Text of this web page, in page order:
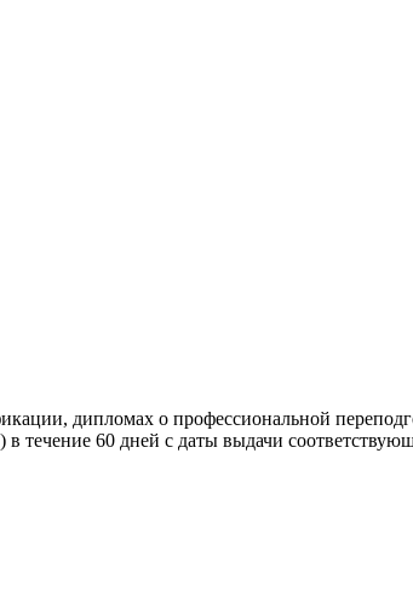
дипломах о профессиональной
60 дней с даты выдачи